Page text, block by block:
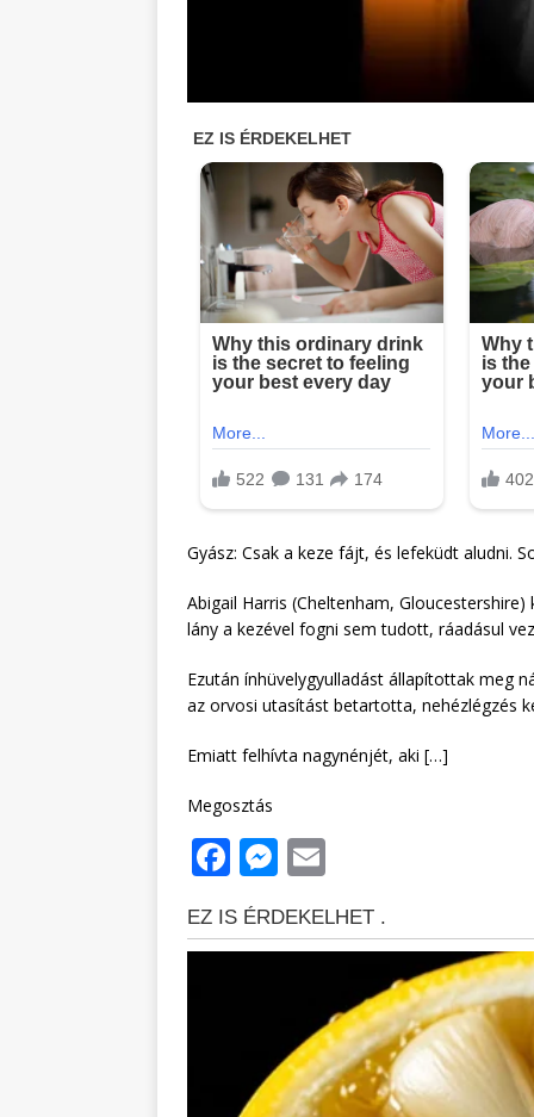
Gyász: Csak a keze fájt, és lefeküdt aludni.
Abigail Harris (Cheltenham,
lány a kezével fogni sem tudott, ráadásul
Ezután ínhüvelygyulladást állapítottak meg
az orvosi utasítást betartotta, nehézlégzés
Emiatt felhívta nagynénjét, aki […]
Megosztás
F
a
c
o
M
ss
g
e
ai